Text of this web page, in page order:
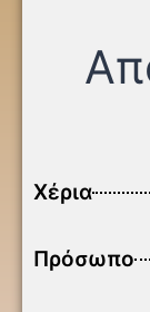
Χέρια
Πρόσωπο